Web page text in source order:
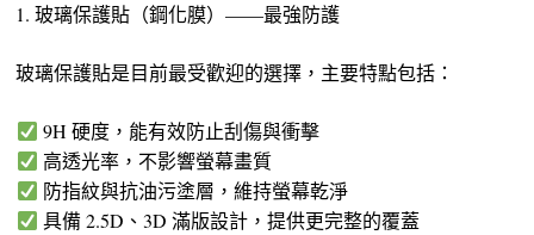
1. 玻璃保護貼（鋼化膜）——最強防護
玻璃保護貼是目前最受歡迎的選擇，主要特點包括：
9H 硬度，能有效防止刮傷與衝擊
高透光率，不影響螢幕畫質
防指紋與抗油污塗層，維持螢幕乾淨
具備 2.5D、3D 滿版設計，提供更完整的覆蓋